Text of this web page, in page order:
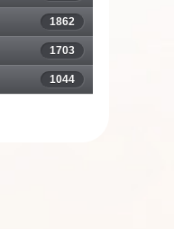
1862
1703
1044